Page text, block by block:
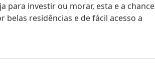
para investir ou morar, esta e a chance
residências e de fácil acesso a